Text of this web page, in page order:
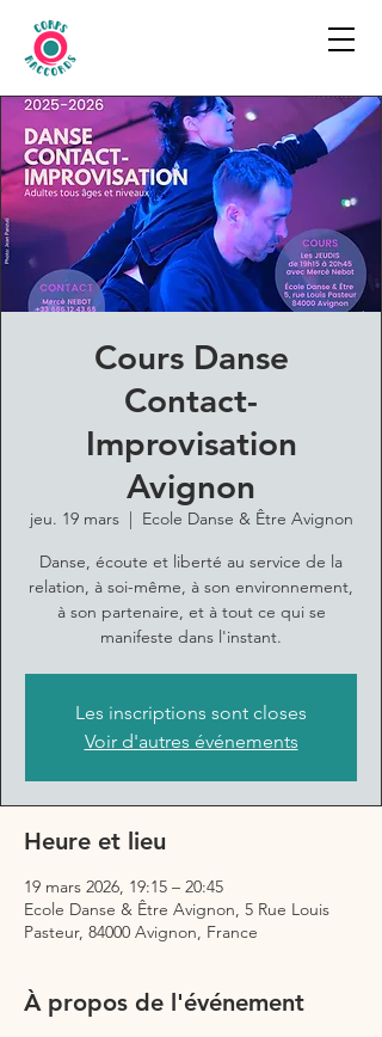
Cours Danse
Contact-
Improvisation
Avignon
jeu. 19 mars
  |
Ecole Danse & Être Avignon
Danse, écoute et liberté au service de la
relation, à soi-même, à son environnement,
à son partenaire, et à tout ce qui se
manifeste dans l'instant.
Les inscriptions sont closes
Voir d'autres événements
Heure et lieu
19 mars 2026, 19:15 – 20:45
Ecole Danse & Être Avignon, 5 Rue Louis
Pasteur, 84000 Avignon, France
À propos de l'événement